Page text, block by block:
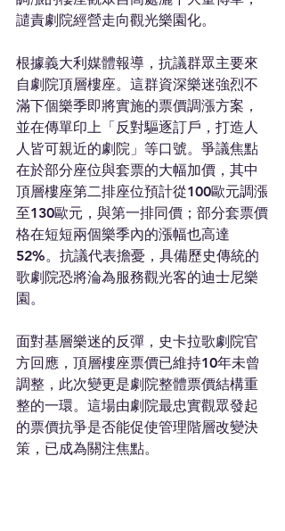
譴責劇院經營走向觀光樂園化。
根據義大利媒體報導，抗議群眾主要來
自劇院頂層樓座。這群資深樂迷強烈不
滿下個樂季即將實施的票價調漲方案，
並在傳單印上「反對驅逐訂戶，打造人
人皆可親近的劇院」等口號。爭議焦點
在於部分座位與套票的大幅加價，其中
頂層樓座第二排座位預計從100歐元調漲
至130歐元，與第一排同價；部分套票價
格在短短兩個樂季內的漲幅也高達
52%。抗議代表擔憂，具備歷史傳統的
歌劇院恐將淪為服務觀光客的迪士尼樂
園。
面對基層樂迷的反彈，史卡拉歌劇院官
方回應，頂層樓座票價已維持10年未曾
調整，此次變更是劇院整體票價結構重
整的一環。這場由劇院最忠實觀眾發起
的票價抗爭是否能促使管理階層改變決
策，已成為關注焦點。